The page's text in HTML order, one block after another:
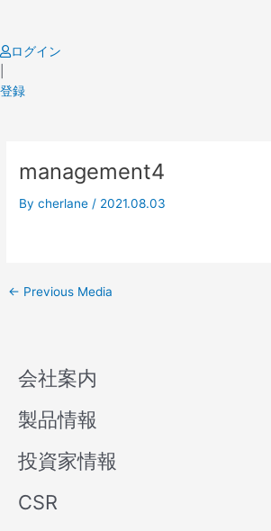
content
ログイン
登録
management4
Bycherlane / 2021.08.03
navigation
← Previous Media
会社案内
製品情報
投資家情報
CSR